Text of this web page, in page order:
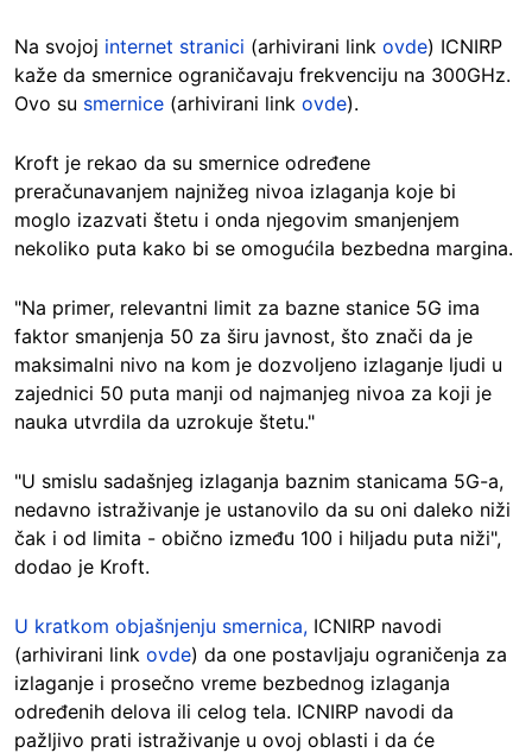
Na svojoj internet stranici (arhivirani link ovde) ICNIRP
kaže da smernice ograničavaju frekvenciju na 300GHz.
Ovo su smernice (arhivirani link ovde).
Kroft je rekao da su smernice određene
preračunavanjem najnižeg nivoa izlaganja koje bi
moglo izazvati štetu i onda njegovim smanjenjem
nekoliko puta kako bi se omogućila bezbedna margina.
"Na primer, relevantni limit za bazne stanice 5G ima
faktor smanjenja 50 za širu javnost, što znači da je
maksimalni nivo na kom je dozvoljeno izlaganje ljudi u
zajednici 50 puta manji od najmanjeg nivoa za koji je
nauka utvrdila da uzrokuje štetu."
"U smislu sadašnjeg izlaganja baznim stanicama 5G-a,
nedavno istraživanje je ustanovilo da su oni daleko niži
čak i od limita - obično između 100 i hiljadu puta niži",
dodao je Kroft.
U kratkom objašnjenju smernica, ICNIRP navodi
(arhivirani link ovde) da one postavljaju ograničenja za
izlaganje i prosečno vreme bezbednog izlaganja
određenih delova ili celog tela. ICNIRP navodi da
pažljivo prati istraživanje u ovoj oblasti i da će